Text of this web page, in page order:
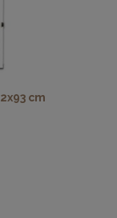
obrazy w
cm